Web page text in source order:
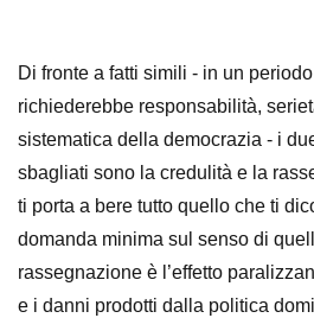
Di fronte a fatti simili - in un
richiederebbe responsabilità,
sistematica della democrazia - i
sbagliati sono la credulità e la
ti porta a bere tutto quello che ti
domanda minima sul senso di
rassegnazione è l’effetto
e i danni prodotti dalla politica